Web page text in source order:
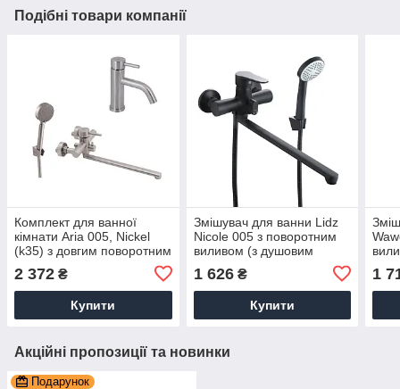
Подібні товари компанії
Комплект для ванної
кімнати Aria 005, Nickel
(k35) з довгим поворотним
гарнітуром +Змішувач для
раковини
2 372 ₴
Купити
Змішувач для ванни Lidz
Nicole 005 з поворотним
виливом (з душовим
LDNIC005BLA45183 Black
1 626₴
Купити
1
Акційні пропозиції та новинки
Подарунок